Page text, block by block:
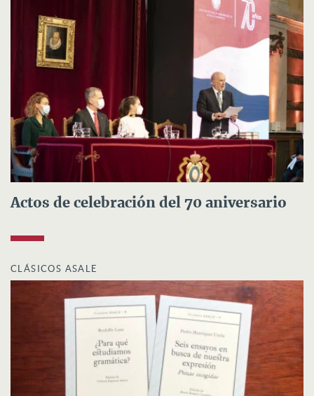
Actos de celebración del 70 aniversario
CLÁSICOS ASALE